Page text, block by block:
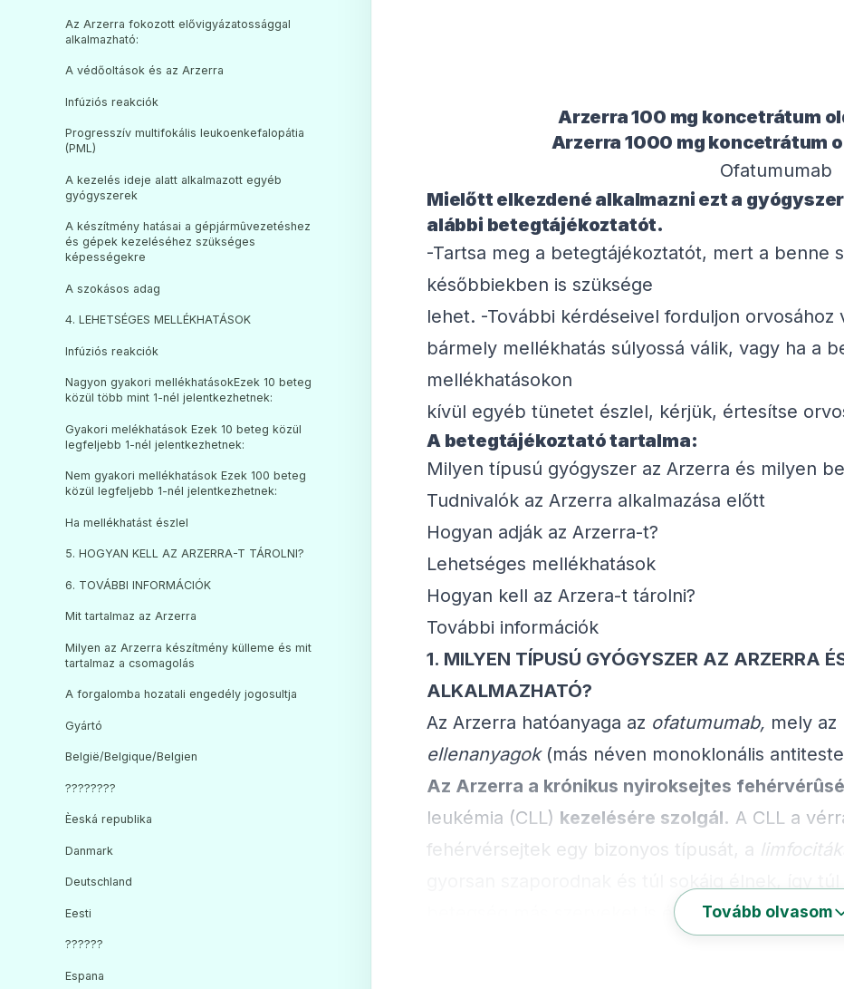
Az Arzerra fokozott elővigyázatossággal
alkalmazható:
A védőoltások és az Arzerra
Infúziós reakciók
Progresszív multifokális leukoenkefalopátia
(PML)
A kezelés ideje alatt alkalmazott egyéb
gyógyszerek
A készítmény hatásai a gépjármûvezetéshez
és gépek kezeléséhez szükséges
képességekre
A szokásos adag
4. LEHETSÉGES MELLÉKHATÁSOK
Infúziós reakciók
Nagyon gyakori mellékhatásokEzek 10 beteg
közül több mint 1-nél jelentkezhetnek:
Gyakori melékhatások Ezek 10 beteg közül
legfeljebb 1-nél jelentkezhetnek:
Nem gyakori mellékhatások Ezek 100 beteg
közül legfeljebb 1-nél jelentkezhetnek:
Ha mellékhatást észlel
5. HOGYAN KELL AZ ARZERRA-T TÁROLNI?
6. TOVÁBBI INFORMÁCIÓK
Mit tartalmaz az Arzerra
Milyen az Arzerra készítmény külleme és mit
tartalmaz a csomagolás
A forgalomba hozatali engedély jogosultja
Gyártó
België/Belgique/Belgien
????????
Èeská republika
Danmark
Deutschland
Eesti
??????
Espana
Arzerra 100 mg koncetrátum
Arzerra 1000 mg koncetrátum
Ofatumumab
Mielőtt elkezdené alkalmazni ezt a
alábbi betegtájékoztatót.
-Tartsa meg a betegtájékoztatót, mert a benne
későbbiekben is szüksége
lehet. -További kérdéseivel forduljon orvosához
bármely mellékhatás súlyossá válik, vagy ha a
mellékhatásokon
kívül egyéb tünetet észlel, kérjük, értesítse
A betegtájékoztató tartalma:
Milyen típusú gyógyszer az Arzerra és milyen
Tudnivalók az Arzerra alkalmazása előtt
Hogyan adják az Arzerra-t?
Lehetséges mellékhatások
Hogyan kell az Arzera-t tárolni?
További információk
1. MILYEN TÍPUSÚ GYÓGYSZER AZ ARZERRA
ALKALMAZHATÓ?
Az Arzerra hatóanyaga az ofatumumab, mely az
ellenanyagok (más néven monoklonális
Az Arzerra a krónikus nyiroksejtes
leukémia (CLL) kezelésére szolgál. A CLL a
fehérvérsejtek egy bizonyos típusát, a
betegség más szerveket is érinthet. AzTovább olvasom